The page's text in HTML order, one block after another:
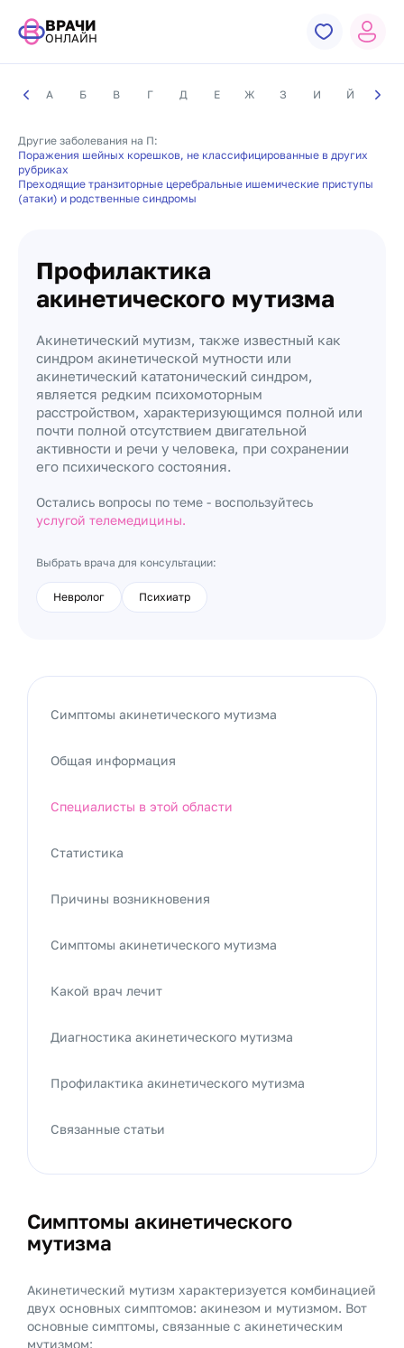
ВРАЧИ
ОНЛАЙН
А Б В Г Д Е Ж З И Й К
Другие заболевания на П:
Поражения шейных корешков, не классифицированные в других
рубриках
Преходящие транзиторные церебральные ишемические приступы
(атаки) и родственные синдромы
Профилактика
акинетического мутизма
Акинетический мутизм, также известный как
синдром акинетической мутности или
акинетический кататонический синдром,
является редким психомоторным
расстройством, характеризующимся полной или
почти полной отсутствием двигательной
активности и речи у человека, при сохранении
его психического состояния.
Остались вопросы по теме - воспользуйтесь
услугой телемедицины.
Выбрать врача для консультации:
Невролог Психиатр
Симптомы акинетического
мутизма
Акинетический мутизм характеризуется комбинацией
двух основных симптомов: акинезом и мутизмом. Вот
основные симптомы, связанные с акинетическим
мутизмом:
Симптомы акинетического мутизма
Общая информация
Специалисты в этой области
Статистика
Причины возникновения
Симптомы акинетического мутизма
Какой врач лечит
Диагностика акинетического мутизма
Профилактика акинетического мутизма
Связанные статьи